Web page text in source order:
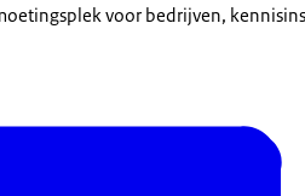
voor bedrijven,